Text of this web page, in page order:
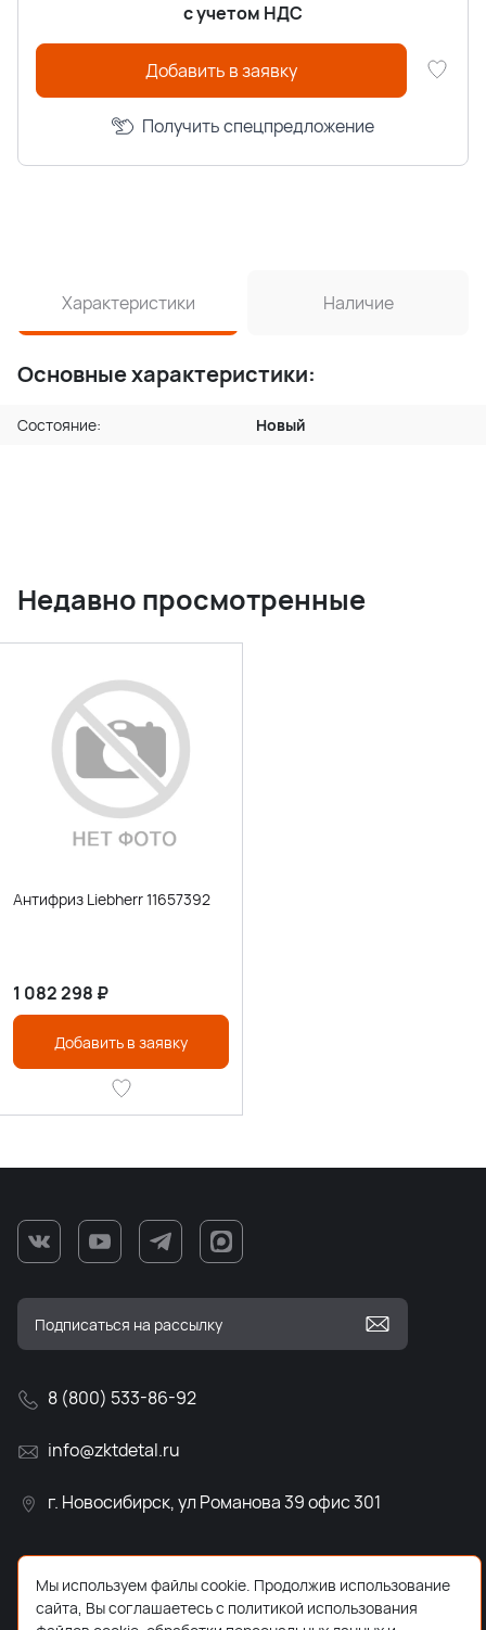
с учетом НДС
Добавить в заявку
Получить спецпредложение
Характеристики Наличие
Основные характеристики:
Состояние: Новый
Недавно просмотренные
Антифриз Liebherr 11657392
1 082 298 ₽
Добавить в заявку
8 (800) 533-86-92
info@zktdetal.ru
г. Новосибирск, ул Романова 39 офис 301
Мы используем файлы cookie. Продолжив использование
сайта, Вы соглашаетесь с политикой использования